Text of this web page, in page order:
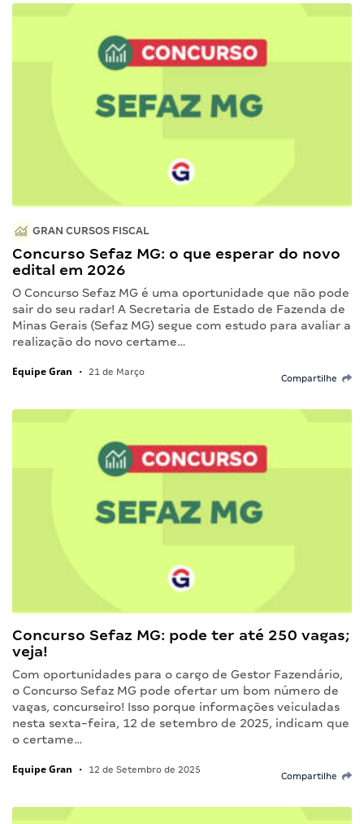
GRAN CURSOS FISCAL
Concurso Sefaz MG: o que esperar do novo
edital em 2026
O Concurso Sefaz MG é uma oportunidade que não pode
sair do seu radar! A Secretaria de Estado de Fazenda de
Minas Gerais (Sefaz MG) segue com estudo para avaliar a
realização do novo certame…
Equipe Gran • 21 de Março
Compartilhe
Concurso Sefaz MG: pode ter até 250 vagas;
veja!
Com oportunidades para o cargo de Gestor Fazendário,
o Concurso Sefaz MG pode ofertar um bom número de
vagas, concurseiro! Isso porque informações veiculadas
nesta sexta-feira, 12 de setembro de 2025, indicam que
o certame…
Equipe Gran • 12 de Setembro de 2025
Compartilhe